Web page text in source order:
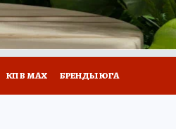
КП В МАХ БРЕНДЫ ЮГА